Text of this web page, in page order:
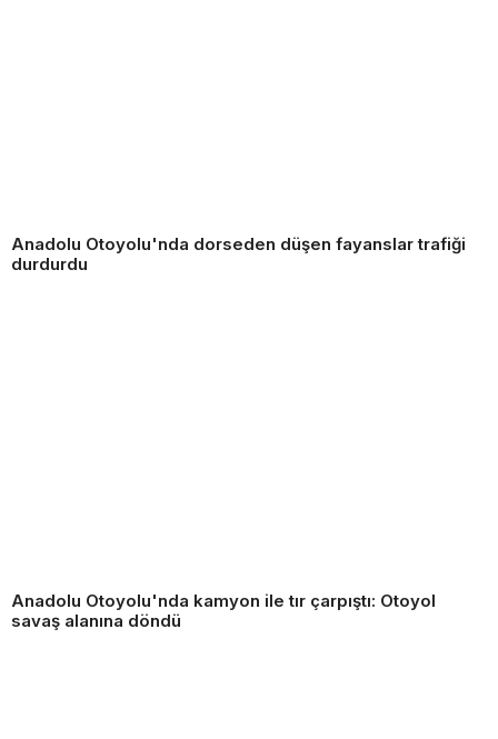
Anadolu Otoyolu'nda dorseden düşen fayanslar trafiği
durdurdu
Anadolu Otoyolu'nda kamyon ile tır çarpıştı: Otoyol
savaş alanına döndü